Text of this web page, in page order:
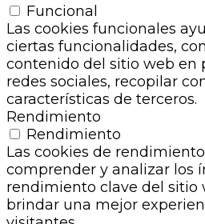
Funcional
Las cookies funcionales
ciertas funcionalidades,
contenido del sitio web en
redes sociales, recopilar
características de terceros.
Rendimiento
Rendimiento
Las cookies de
comprender y analizar los
rendimiento clave del sitio
brindar una mejor